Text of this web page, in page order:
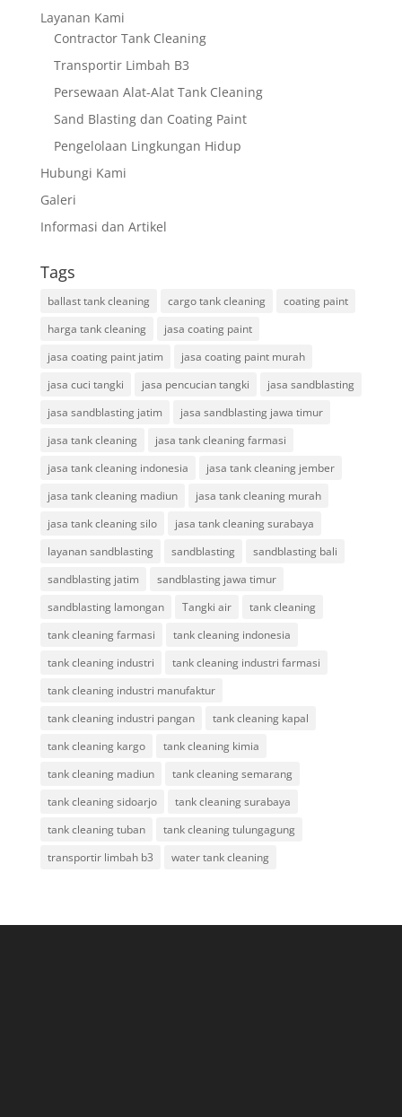
Layanan Kami
Contractor Tank Cleaning
Transportir Limbah B3
Persewaan Alat-Alat Tank Cleaning
Sand Blasting dan Coating Paint
Pengelolaan Lingkungan Hidup
Hubungi Kami
Galeri
Informasi dan Artikel
Tags
ballast tank cleaning cargo tank cleaning
coating paint
harga tank cleaning
jasa coating paint
jasa coating paint jatim
jasa coating paint murah
jasa cuci tangki
jasa pencucian tangki
jasa sandblasting
jasa sandblasting jatim
jasa sandblasting jawa timur
jasa tank cleaning
jasa tank cleaning farmasi
jasa tank cleaning indonesia
jasa tank cleaning jember
jasa tank cleaning madiun
jasa tank cleaning murah
jasa tank cleaning silo
jasa tank cleaning surabaya
layanan sandblasting
sandblasting
sandblasting bali
sandblasting jatim
sandblasting jawa timur
sandblasting lamongan
Tangki air
tank cleaning
tank cleaning farmasi
tank cleaning indonesia
tank cleaning industri
tank cleaning industri farmasi
tank cleaning industri manufaktur
tank cleaning industri pangan
tank cleaning kapal
tank cleaning kargo
tank cleaning kimia
tank cleaning madiun
tank cleaning semarang
tank cleaning sidoarjo
tank cleaning surabaya
tank cleaning tuban
tank cleaning tulungagung
transportir limbah b3
water tank cleaning